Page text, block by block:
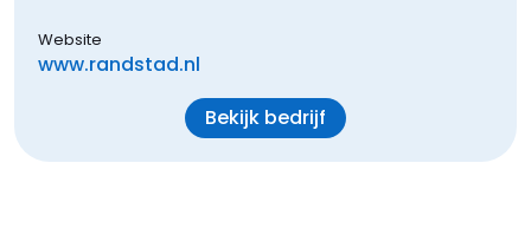
Website
www.randstad.nl
Bekijk bedrijf